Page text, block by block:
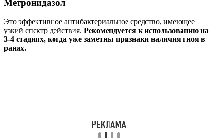
Метронидазол
Это эффективное антибактериальное средство, имеющее
узкий спектр действия. Рекомендуется к использованию на
3-4 стадиях, когда уже заметны признаки наличия гноя в
ранах.